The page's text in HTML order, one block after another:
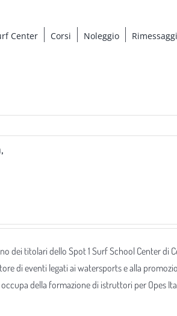
Center Corsi Noleggio
dei titolari dello Spot 1 Surf School Center
di eventi legati ai watersports e alla
occupa della formazione di istruttori per Opes